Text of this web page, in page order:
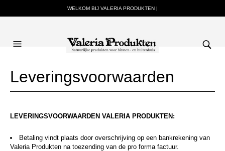
WELKOM BIJ VALERIA PRODUKTEN |
Leveringsvoorwaarden
LEVERINGSVOORWAARDEN VALERIA PRODUKTEN:
Betaling vindt plaats door overschrijving op een bankrekening van
Valeria Produkten na toezending van de pro forma factuur.